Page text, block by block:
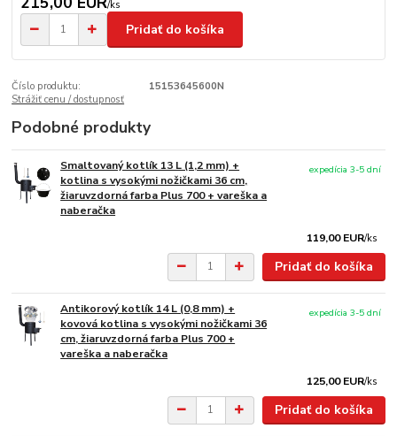
/ks
Pridať do košíka
Číslo produktu:
15153645600N
Strážiť cenu / dostupnosť
Podobné produkty
Smaltovaný kotlík 13 L (1,2 mm) +
kotlina s vysokými nožičkami 36 cm,
žiaruvzdorná farba Plus 700 + vareška a
naberačka
119,00 EUR/ks
expedícia 3-5 dní
Pridať do košíka
Antikorový kotlík 14 L (0,8 mm) +
kovová kotlina s vysokými nožičkami 36
cm, žiaruvzdorná farba Plus 700 +
vareška a naberačka
125,00 EUR/ks
expedícia 3-5 dní
Pridať do košíka